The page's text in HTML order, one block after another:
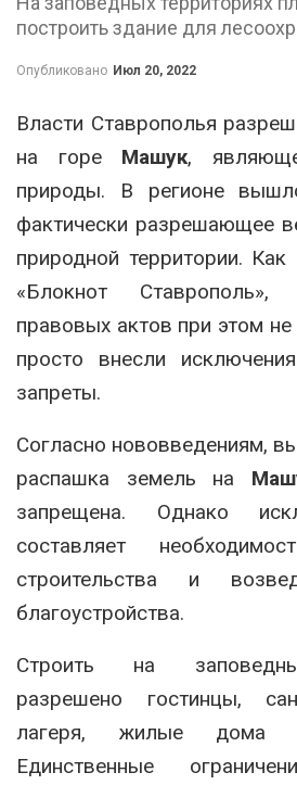
построить здание для
Опубликовано Июл 20, 2022
Власти Ставрополья
на горе Машук,
природы. В регионе
фактически разрешающее
природной территории. Как
«Блокнот
правовых актов при этом
просто внесли
запреты.
Согласно нововведениям,
распашка земель на
запрещена. Однако
составляет
строительства и
благоустройства.
Строить на
разрешено гостинцы,
лагеря, жилые дома
Единственные